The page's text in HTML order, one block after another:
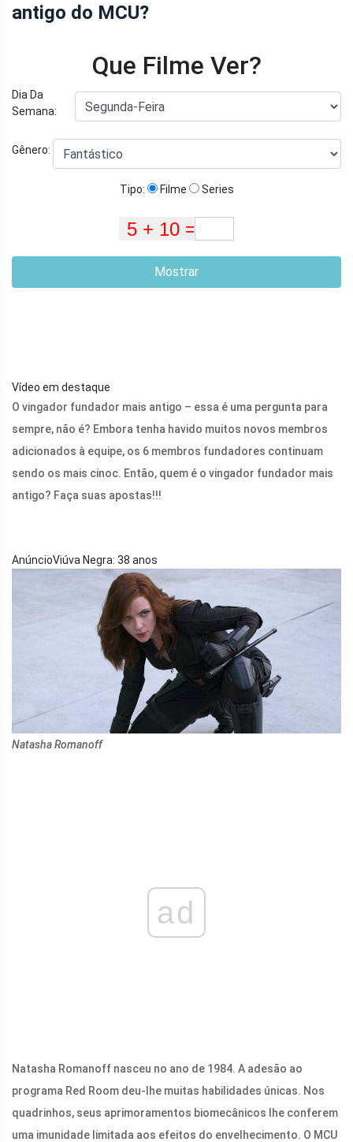
antigo do MCU?
Que Filme Ver?
Dia Da
Semana:
Gênero:
Tipo: Filme Series
Mostrar
Vídeo em destaque
O vingador fundador mais antigo – essa é uma pergunta para
sempre, não é? Embora tenha havido muitos novos membros
adicionados à equipe, os 6 membros fundadores continuam
sendo os mais cinoc. Então, quem é o vingador fundador mais
antigo? Faça suas apostas!!!
AnúncioViúva Negra: 38 anos
Natasha Romanoff
ad
Natasha Romanoff nasceu no ano de 1984. A adesão ao
programa Red Room deu-lhe muitas habilidades únicas. Nos
quadrinhos, seus aprimoramentos biomecânicos lhe conferem
uma imunidade limitada aos efeitos do envelhecimento. O MCU